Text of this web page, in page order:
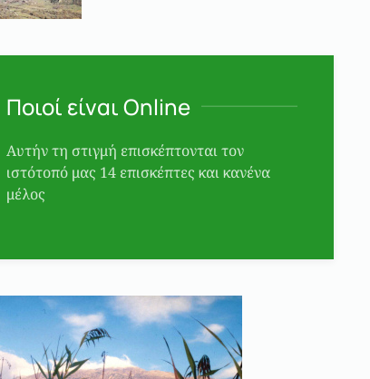
Ποιοί είναι Online
Αυτήν τη στιγμή επισκέπτονται τον
ιστότοπό μας 14 επισκέπτες και κανένα
μέλος